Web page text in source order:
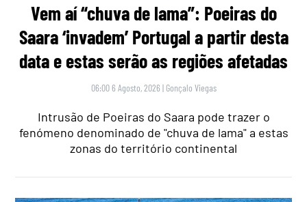
Vem aí “chuva de lama”: Poeiras do
Saara ‘invadem’ Portugal a partir desta
data e estas serão as regiões afetadas
06:00 6 Agosto, 2026 | Gonçalo Viegas
Intrusão de Poeiras do Saara pode trazer o
fenómeno denominado de "chuva de lama" a estas
zonas do território continental